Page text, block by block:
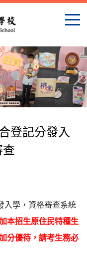
登記分發入
查
入學，資格審查系統
本招生原住民特種生
分優待，請考生務必